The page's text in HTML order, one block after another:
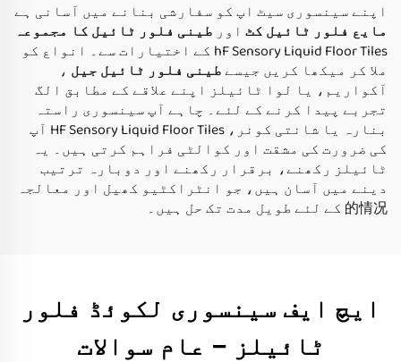
اپنے سینسوری سیٹ اپ کو سفارشی بنانے میں آسانی ہے
مایع فلور ٹائیل کٹ اور طینی فلور ٹائیل کا مجموعہ
hF Sensory Liquid Floor Tiles کے اختیارات سے۔ انواع کو
ملا کر میکھا کریں جیسےطینی فلور ٹائیل جیل ،
آکواریم، یا لوا ٹائیلز اپنے علاقے کے مطابق الگ
تجربے پیدا کرنے کے لئے۔ چاہے آپ سینسوری راستہ
بنارہ یا شانتی کونر، HF Sensory Liquid Floor Tiles آپ
کی ضرورت کی مشقت اور کوالٹی فراہم کرتی ہیں۔ یہ
ٹائیلز رکھنے، برقرار رکھنے اور دوبارہ ترتیب
دینے میں آسان ہیں، جو انٹراکٹیو کھیل اور معالجہ
的情况 کے لئے طویل مدت تک حل ہیں۔
ایچ ایف سینسوری لکوئڈ فلور
ٹائیلز – عام سوالات